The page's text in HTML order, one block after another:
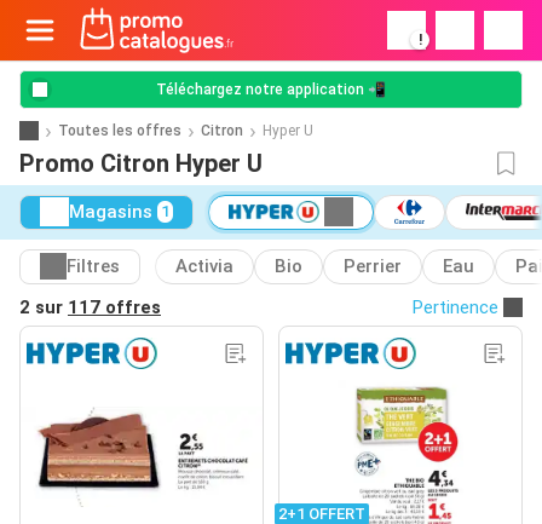
!
Téléchargez notre application 📲
Toutes les offres Citron Hyper U
Promo Citron Hyper U
Magasins 1
Filtres Activia Bio Perrier Eau
2 sur 117 offres Pertinence
2+1 OFFERT